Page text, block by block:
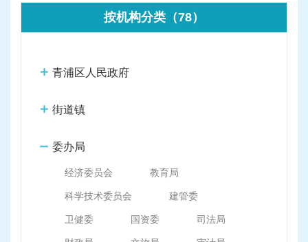
按机构分类（78）
青浦区人民政府
街道镇
委办局
经济委员会 教育局
科学技术委员会 建管委
卫健委 国资委 司法局